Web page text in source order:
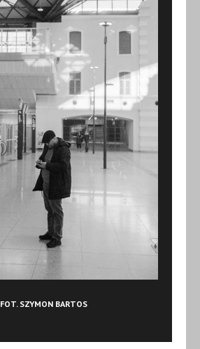
FOT. SZYMON BARTOS